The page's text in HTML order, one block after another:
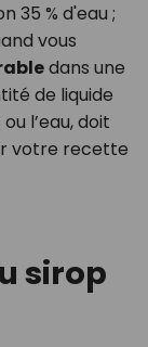
35 % d'eau ;
vous
dans une
de liquide
l’eau, doit
votre recette
sirop